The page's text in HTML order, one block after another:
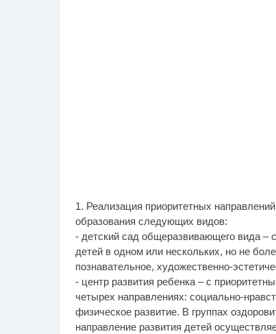
1. Реализация приоритетных
образования следующих видов:
- детский сад общеразвивающего вида –
детей в одном или нескольких, но не
познавательное, художественно-
- центр развития ребенка – с
четырех направлениях: социально-
физическое развитие. В группах
направление развития детей